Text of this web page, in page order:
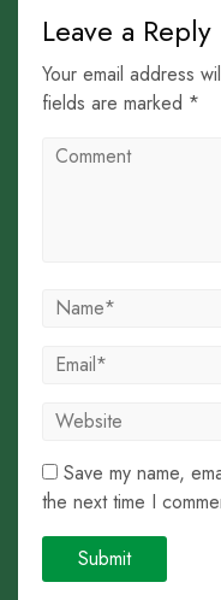
Leave a Reply
Your email address
fields are marked *
Save my name,
the next time I